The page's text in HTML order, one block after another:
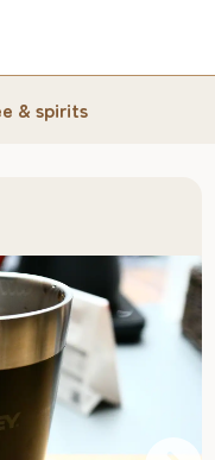
& spirits